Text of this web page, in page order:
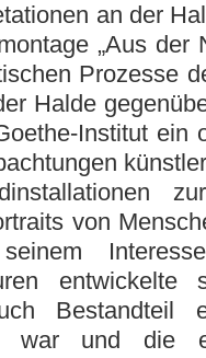
an der
„Aus der
Prozesse
Halde
Institut ein
von
Bestandteil
war und die